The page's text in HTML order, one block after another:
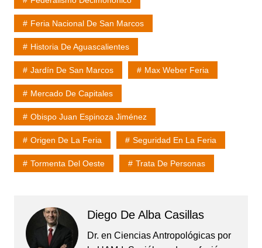
Feria Nacional De San Marcos
Historia De Aguascalientes
Jardín De San Marcos Max Weber Feria
Mercado De Capitales
Obispo Juan Espinoza Jiménez
Origen De La Feria Seguridad En La Feria
Tormenta Del Oeste Trata De Personas
Diego De Alba Casillas
Dr. en Ciencias Antropológicas por